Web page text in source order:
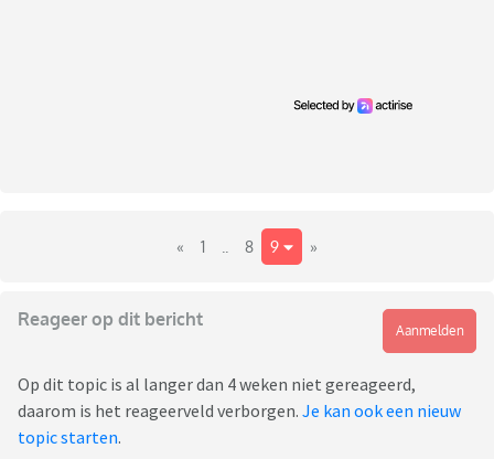
« 1 8 9 »
Reageer op dit bericht
Aanmelden
Op dit topic is al langer dan 4 weken niet gereageerd,
daarom is het reageerveld verborgen. Je kan ook een nieuw
topic starten.